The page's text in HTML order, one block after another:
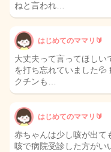
ねと言われ…
はじめてのママリ🔰
大丈夫って言ってほしい
を打ち忘れていました💦
クチンも…
はじめてのママリ🔰
赤ちゃんは少し咳が出て
咳で病院受診した方がい